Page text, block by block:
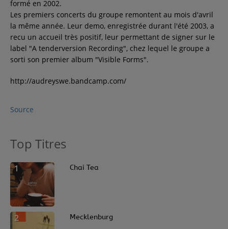
Recherche d'un titre
formé en 2002.
Les premiers concerts du groupe remontent au mois d'avril
la même année. Leur demo, enregistrée durant l'été 2003, a
recu un accueil très positif, leur permettant de signer sur le
label "A tenderversion Recording", chez lequel le groupe a
sorti son premier album "Visible Forms".
http://audreyswe.bandcamp.com/
Source
Top Titres
1 Chai Tea
2 Mecklenburg